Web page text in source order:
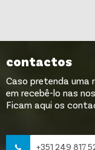
contactos
Caso pretenda uma
em recebê-lo nas
Ficam aqui os
+351 249 817